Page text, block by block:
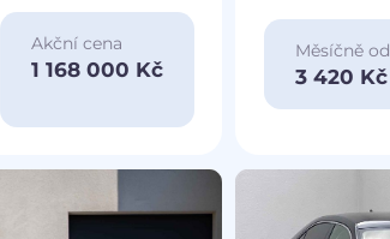
Akční cena
1 168 000 Kč
Měsíčně od
3 420 Kč